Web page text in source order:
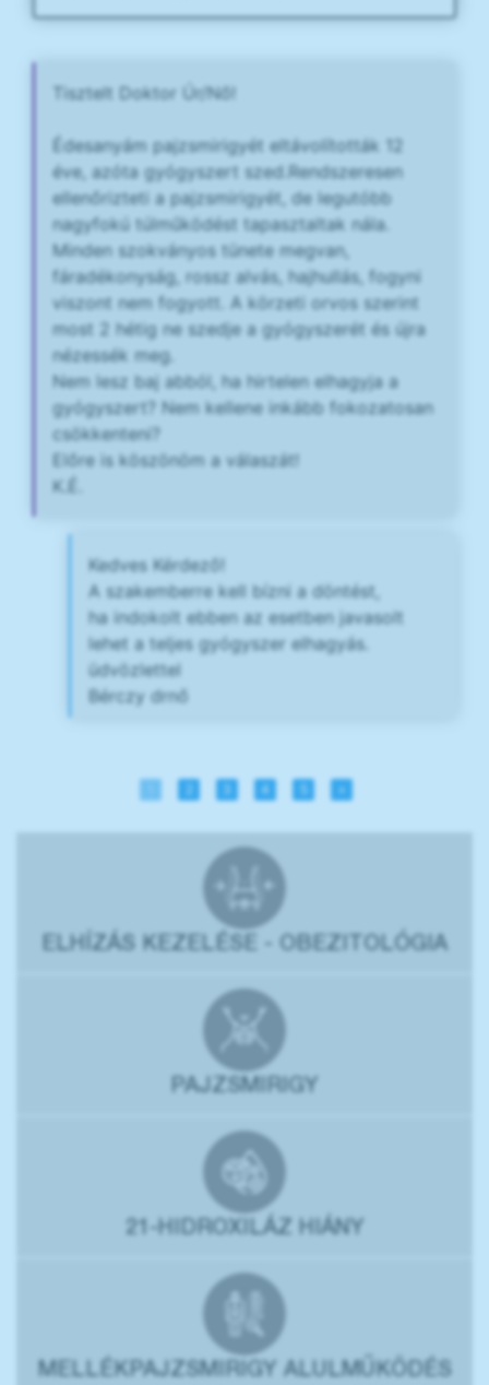
Tisztelt Doktor Úr/Nő!
Édesanyám pajzsmirigyét eltávolították 12
éve, azóta gyógyszert szed.Rendszeresen
ellenőrizteti a pajzsmirigyét, de legutóbb
nagyfokú túlműködést tapasztaltak nála.
Minden szokványos tünete megvan,
fáradékonyság, rossz alvás, hajhullás, fogyni
viszont nem fogyott. A körzeti orvos szerint
most 2 hétig ne szedje a gyógyszerét és újra
nézessék meg.
Nem lesz baj abból, ha hirtelen elhagyja a
gyógyszert? Nem kellene inkább fokozatosan
csökkenteni?
Előre is köszönöm a válaszát!
K.É.
Kedves Kérdező!
A szakemberre kell bízni a döntést,
ha indokolt ebben az esetben javasolt
lehet a teljes gyógyszer elhagyás.
üdvözlettel
Bérczy drnő
4 »
ELHÍZÁS KEZELÉSE - OBEZITOLÓGIA
PAJZSMIRIGY
21-HIDROXILÁZ HIÁNY
MELLÉKPAJZSMIRIGY ALULMŰKÖDÉS